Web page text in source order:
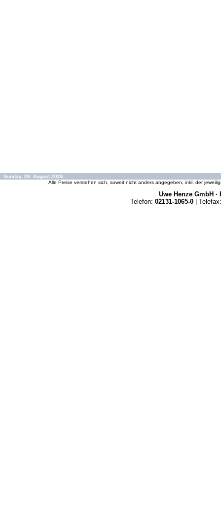
Sunday, 09. August 2026
Alle Preise verstehen sich, soweit nicht anders angegeben, inkl. der
Uwe Henze GmbH ·
Telefon: 02131-1065-0 | Telefax: